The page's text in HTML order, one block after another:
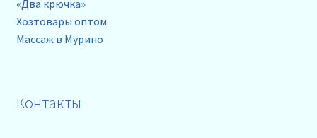
«Два крючка»
Хозтовары оптом
Массаж в Мурино
Контакты